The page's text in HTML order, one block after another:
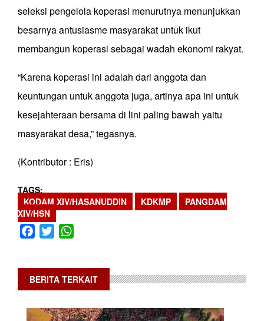
seleksi pengelola koperasi menurutnya menunjukkan
besarnya antusiasme masyarakat untuk ikut
membangun koperasi sebagai wadah ekonomi rakyat.
“Karena koperasi ini adalah dari anggota dan
keuntungan untuk anggota juga, artinya apa ini untuk
kesejahteraan bersama di lini paling bawah yaitu
masyarakat desa,” tegasnya.
(Kontributor : Eris)
TAGS
KODAM XIV/HASANUDDIN
KDKMP
PANGDAM
XIV/HSN
Facebook
Twitter
BERITA TERKAIT